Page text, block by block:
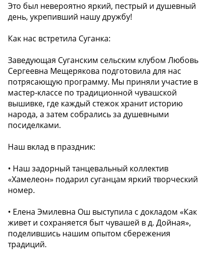
Это был невероятно яркий, пестрый и душевный
день, укрепивший нашу дружбу!
Как нас встретила Суганка:
Заведующая Суганским сельским клубом Любовь
Сергеевна Мещерякова подготовила для нас
потрясающую программу. Мы приняли участие в
мастер-классе по традиционной чувашской
вышивке, где каждый стежок хранит историю
народа, а затем собрались за душевными
посиделками.
Наш вклад в праздник:
• Наш задорный танцевальный коллектив
«Хамелеон» подарил суганцам яркий творческий
номер.
• Елена Эмилевна Ош выступила с докладом «Как
живет и сохраняется быт чувашей в д. Дойная»,
поделившись нашим опытом сбережения
традиций.